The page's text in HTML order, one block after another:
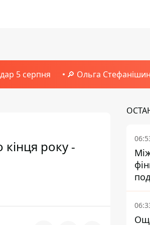
5 серпня 🔎 Ольга
року -